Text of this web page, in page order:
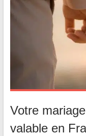
Votre
valable en